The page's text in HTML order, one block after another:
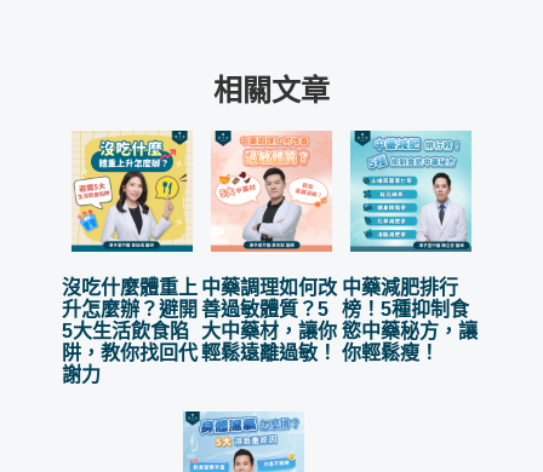
相關文章
沒吃什麼體重上
升怎麼辦？避開
5大生活飲食陷
阱，教你找回代
謝力
中藥調理如何改
善過敏體質？5
大中藥材，讓你
輕鬆遠離過敏！
中藥減肥排行
榜！5種抑制食
慾中藥秘方，讓
你輕鬆瘦！